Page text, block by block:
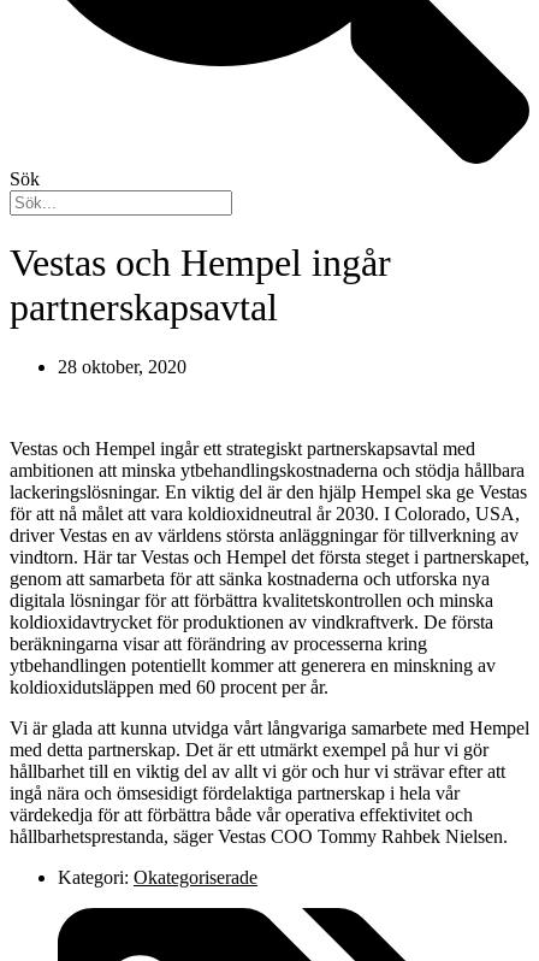
Sök
Vestas och Hempel ingår
partnerskapsavtal
28 oktober, 2020
Vestas och Hempel ingår ett strategiskt partnerskapsavtal med
ambitionen att minska ytbehandlingskostnaderna och stödja hållbara
lackeringslösningar. En viktig del är den hjälp Hempel ska ge Vestas
för att nå målet att vara koldioxidneutral år 2030. I Colorado, USA,
driver Vestas en av världens största anläggningar för tillverkning av
vindtorn. Här tar Vestas och Hempel det första steget i partnerskapet,
genom att samarbeta för att sänka kostnaderna och utforska nya
digitala lösningar för att förbättra kvalitetskontrollen och minska
koldioxidavtrycket för produktionen av vindkraftverk. De första
beräkningarna visar att förändring av processerna kring
ytbehandlingen potentiellt kommer att generera en minskning av
koldioxidutsläppen med 60 procent per år.
Vi är glada att kunna utvidga vårt långvariga samarbete med Hempel
med detta partnerskap. Det är ett utmärkt exempel på hur vi gör
hållbarhet till en viktig del av allt vi gör och hur vi strävar efter att
ingå nära och ömsesidigt fördelaktiga partnerskap i hela vår
värdekedja för att förbättra både vår operativa effektivitet och
hållbarhetsprestanda, säger Vestas COO Tommy Rahbek Nielsen.
Kategori: Okategoriserade